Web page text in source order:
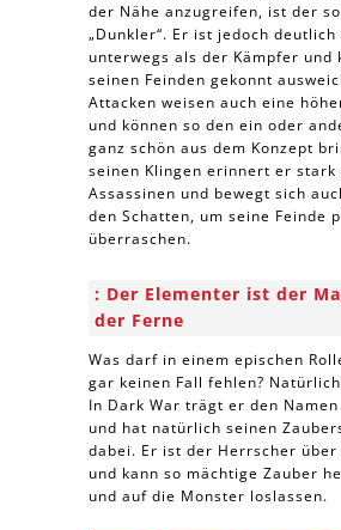
der Nähe anzugreifen, ist der
„Dunkler“. Er ist jedoch
unterwegs als der Kämpfer und
seinen Feinden gekonnt
Attacken weisen auch eine
und können so den ein oder
ganz schön aus dem Konzept
seinen Klingen erinnert er stark
Assassinen und bewegt sich
den Schatten, um seine Feinde
überraschen.
Der Elementer ist der
der Ferne
Was darf in einem epischen
gar keinen Fall fehlen?
In Dark War trägt er den Namen
und hat natürlich seinen
dabei. Er ist der Herrscher über
und kann so mächtige Zauber
und auf die Monster loslassen.